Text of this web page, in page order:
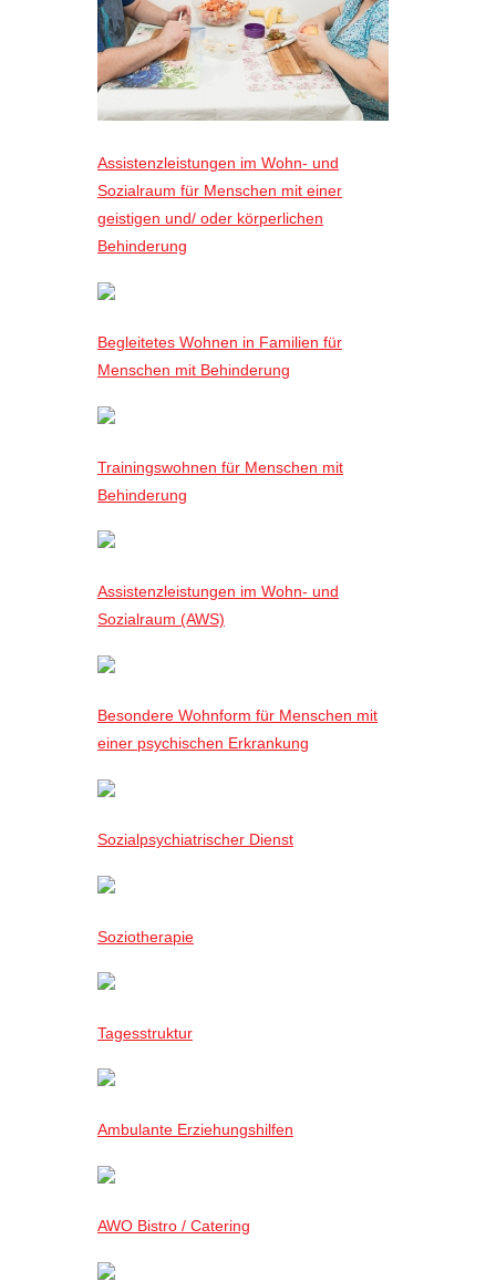
Assistenzleistungen im Wohn- und
Sozialraum für Menschen mit einer
geistigen und/ oder körperlichen
Behinderung
Begleitetes Wohnen in Familien für
Menschen mit Behinderung
Trainingswohnen für Menschen mit
Behinderung
Assistenzleistungen im Wohn- und
Sozialraum (AWS)
Besondere Wohnform für Menschen mit
einer psychischen Erkrankung
Sozialpsychiatrischer Dienst
Soziotherapie
Tagesstruktur
Ambulante Erziehungshilfen
AWO Bistro / Catering